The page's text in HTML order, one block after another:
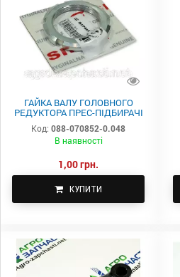
ГАЙКА ВАЛУ ГОЛОВНОГО
РЕДУКТОРА ПРЕС-ПІДБИРАЧІ
SIPMA - M48X1.5-8 088-070852-
0.048
Код: 088-070852-0.048
В наявності
1,00 грн.
КУПИТИ